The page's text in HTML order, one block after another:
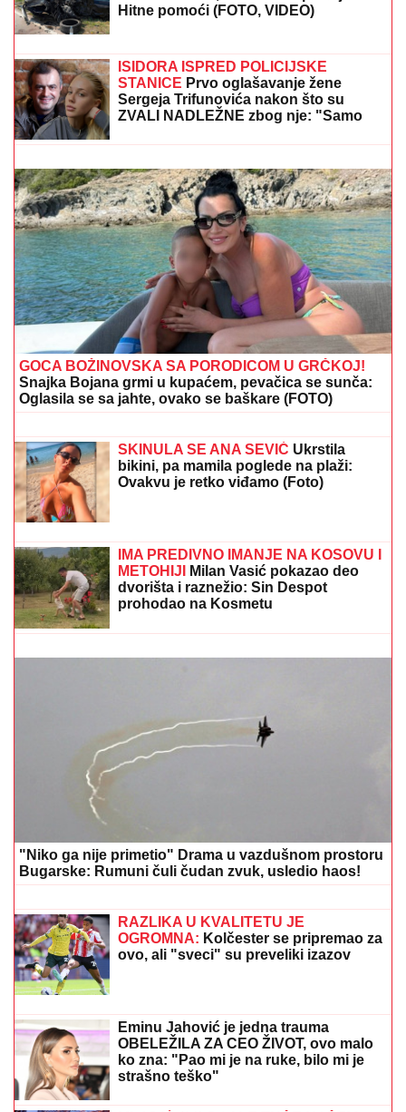
POVREĐENIH, sve vrvi od policije i
Hitne pomoći (FOTO, VIDEO)
Bujne silikone niko ni ne gleda! Dragana dala preko
15.000 evra, a njen novi nos jedva da postoji na
fotografijama
ISIDORA ISPRED POLICIJSKE
STANICEPrvo oglašavanje žene
Sergeja Trifunovića nakon što su
ZVALI NADLEŽNE zbog nje: "Samo
(FOTO) MINI BELA HALJINA I
IZVAJANE NOGE Ćerka Goce Tržan
objavila sliku iz provoda, mreže se
GOCA BOŽINOVSKA SA PORODICOM U GRČKOJ!
Snajka Bojana grmi u kupaćem, pevačica se sunča:
Oglasila se sa jahte, ovako se baškare (FOTO)
SKINULA SE ANA SEVIĆUkrstila
Ovakvu je retko viđamo (Foto)